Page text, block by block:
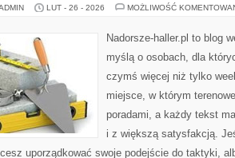
LUT - 26 - 2026 MOŻLIWOŚĆ
Nadorsze-haller.pl to blog
myślą o osobach, dla
czymś więcej niż tylko
miejsce, w którym
poradami, a każdy tekst
i z większą satysfakcją.
uporządkować swoje podejście do taktyki,